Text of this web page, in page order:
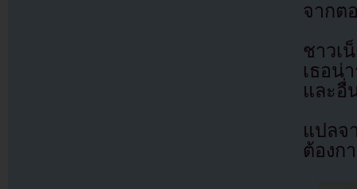
จากต
ชาวเ
เธอน่
และอื่
แปล
ต้องก